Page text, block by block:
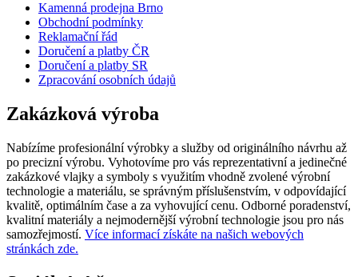
Kamenná prodejna Brno
Obchodní podmínky
Reklamační řád
Doručení a platby ČR
Doručení a platby SR
Zpracování osobních údajů
Zakázková výroba
Nabízíme profesionální výrobky a služby od originálního návrhu až
po precizní výrobu. Vyhotovíme pro vás reprezentativní a jedinečné
zakázkové vlajky a symboly s využitím vhodně zvolené výrobní
technologie a materiálu, se správným příslušenstvím, v odpovídající
kvalitě, optimálním čase a za vyhovující cenu. Odborné poradenství,
kvalitní materiály a nejmodernější výrobní technologie jsou pro nás
samozřejmostí. Více informací získáte na našich webových
stránkách zde.